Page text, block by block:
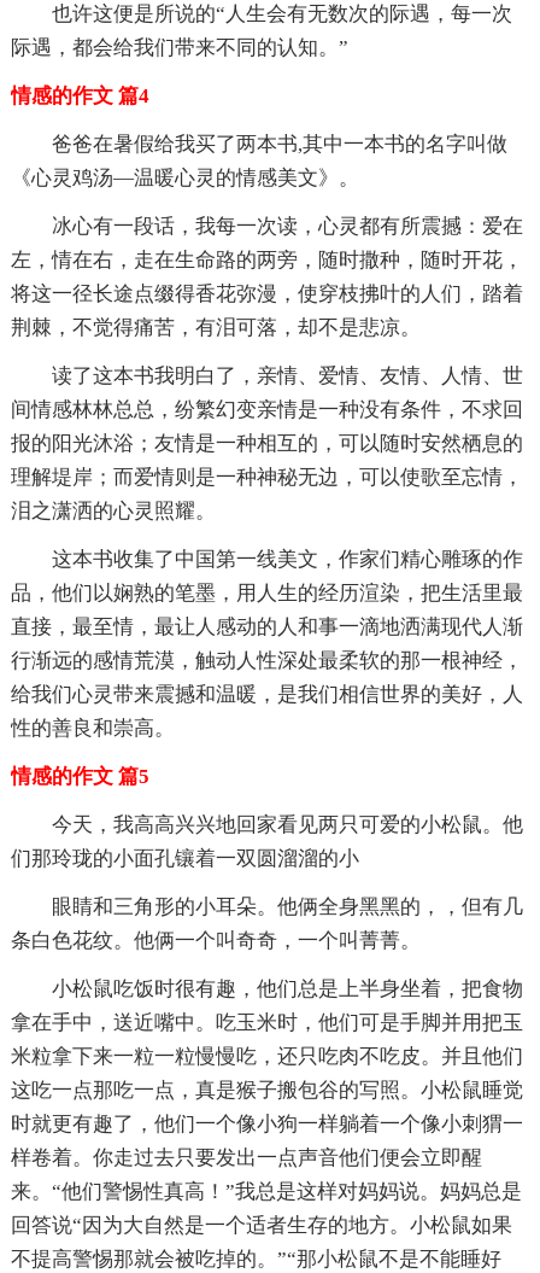
也许这便是所说的“人生会有无数次的际遇，每一次
际遇，都会给我们带来不同的认知。”
情感的作文 篇4
爸爸在暑假给我买了两本书,其中一本书的名字叫做
《心灵鸡汤—温暖心灵的情感美文》。
冰心有一段话，我每一次读，心灵都有所震撼：爱在
左，情在右，走在生命路的两旁，随时撒种，随时开花，
将这一径长途点缀得香花弥漫，使穿枝拂叶的人们，踏着
荆棘，不觉得痛苦，有泪可落，却不是悲凉。
读了这本书我明白了，亲情、爱情、友情、人情、世
间情感林林总总，纷繁幻变亲情是一种没有条件，不求回
报的阳光沐浴；友情是一种相互的，可以随时安然栖息的
理解堤岸；而爱情则是一种神秘无边，可以使歌至忘情，
泪之潇洒的心灵照耀。
这本书收集了中国第一线美文，作家们精心雕琢的作
品，他们以娴熟的笔墨，用人生的经历渲染，把生活里最
直接，最至情，最让人感动的人和事一滴地洒满现代人渐
行渐远的感情荒漠，触动人性深处最柔软的那一根神经，
给我们心灵带来震撼和温暖，是我们相信世界的美好，人
性的善良和崇高。
情感的作文 篇5
今天，我高高兴兴地回家看见两只可爱的小松鼠。他
们那玲珑的小面孔镶着一双圆溜溜的小
眼睛和三角形的小耳朵。他俩全身黑黑的，，但有几
条白色花纹。他俩一个叫奇奇，一个叫菁菁。
小松鼠吃饭时很有趣，他们总是上半身坐着，把食物
拿在手中，送近嘴中。吃玉米时，他们可是手脚并用把玉
米粒拿下来一粒一粒慢慢吃，还只吃肉不吃皮。并且他们
这吃一点那吃一点，真是猴子搬包谷的写照。小松鼠睡觉
时就更有趣了，他们一个像小狗一样躺着一个像小刺猬一
样卷着。你走过去只要发出一点声音他们便会立即醒
来。“他们警惕性真高！”我总是这样对妈妈说。妈妈总是
回答说“因为大自然是一个适者生存的地方。小松鼠如果
不提高警惕那就会被吃掉的。”“那小松鼠不是不能睡好